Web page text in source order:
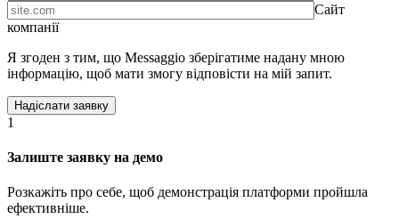
Сайт
компанії
Я згоден з тим, що Messaggio зберігатиме надану мною
інформацію, щоб мати змогу відповісти на мій запит.
1
Залиште заявку на демо
Розкажіть про себе, щоб демонстрація платформи пройшла
ефективніше.